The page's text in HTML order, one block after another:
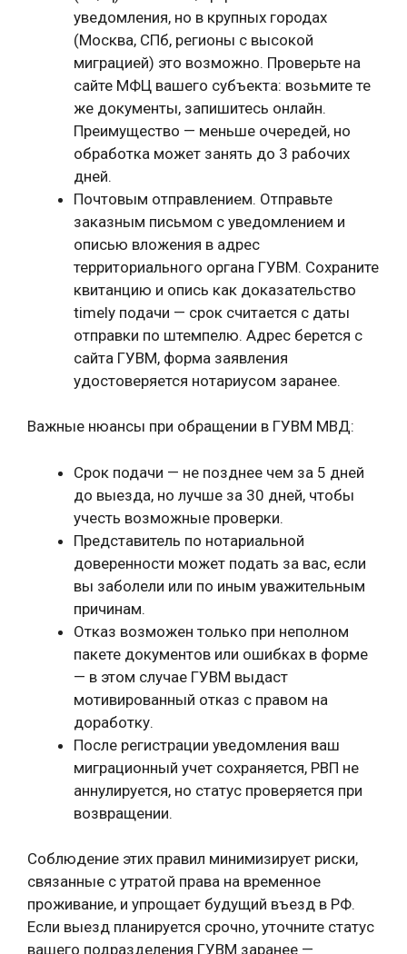
уведомления, но в крупных городах
(Москва, СПб, регионы с высокой
миграцией) это возможно. Проверьте на
сайте МФЦ вашего субъекта: возьмите те
же документы, запишитесь онлайн.
Преимущество — меньше очередей, но
обработка может занять до 3 рабочих
дней.
Почтовым отправлением. Отправьте
заказным письмом с уведомлением и
описью вложения в адрес
территориального органа ГУВМ. Сохраните
квитанцию и опись как доказательство
timely подачи — срок считается с даты
отправки по штемпелю. Адрес берется с
сайта ГУВМ, форма заявления
удостоверяется нотариусом заранее.
Важные нюансы при обращении в ГУВМ МВД:
Срок подачи — не позднее чем за 5 дней
до выезда, но лучше за 30 дней, чтобы
учесть возможные проверки.
Представитель по нотариальной
доверенности может подать за вас, если
вы заболели или по иным уважительным
причинам.
Отказ возможен только при неполном
пакете документов или ошибках в форме
— в этом случае ГУВМ выдаст
мотивированный отказ с правом на
доработку.
После регистрации уведомления ваш
миграционный учет сохраняется, РВП не
аннулируется, но статус проверяется при
возвращении.
Соблюдение этих правил минимизирует риски,
связанные с утратой права на временное
проживание, и упрощает будущий въезд в РФ.
Если выезд планируется срочно, уточните статус
вашего подразделения ГУВМ заранее —